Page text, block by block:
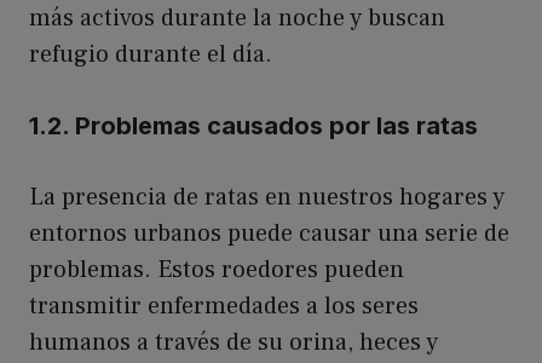
más activos durante la noche y buscan
refugio durante el día.
1.2. Problemas causados por las ratas
La presencia de ratas en nuestros hogares y
entornos urbanos puede causar una serie de
problemas. Estos roedores pueden
transmitir enfermedades a los seres
humanos a través de su orina, heces y